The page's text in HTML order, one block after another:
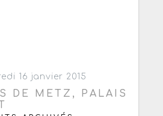
16 janvier 2015
DE METZ, PALAIS